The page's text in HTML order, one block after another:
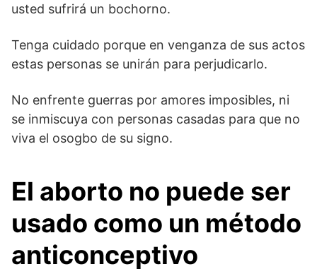
usted sufrirá un bochorno.
Tenga cuidado porque en venganza de sus actos
estas personas se unirán para perjudicarlo.
No enfrente guerras por amores imposibles, ni
se inmiscuya con personas casadas para que no
viva el osogbo de su signo.
El aborto no puede ser
usado como un método
anticonceptivo